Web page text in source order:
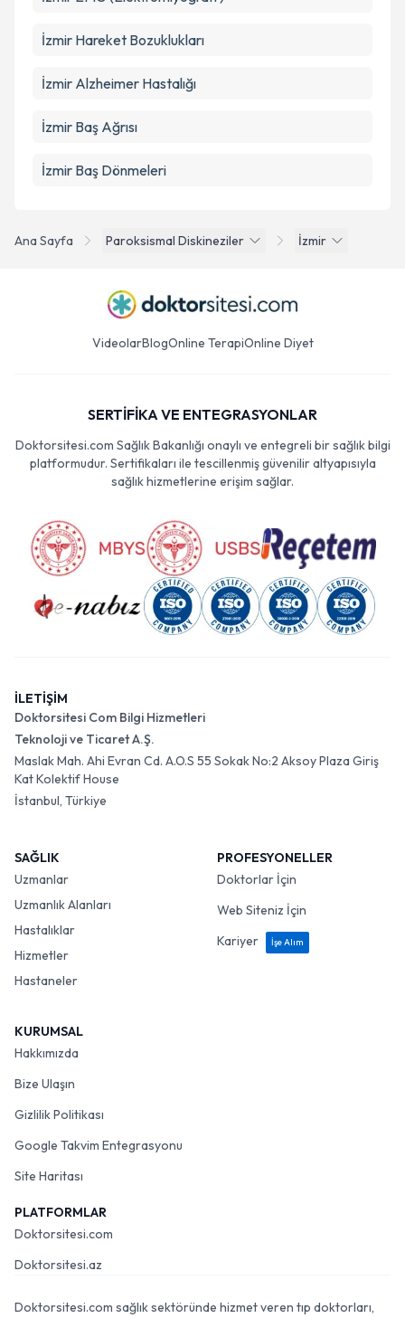
Ana Sayfa Paroksismal Diskineziler İzmir
İzmir Hareket Bozuklukları
İzmir Alzheimer Hastalığı
İzmir Baş Ağrısı
İzmir Baş Dönmeleri
VideolarBlogOnline TerapiOnline Diyet
SERTİFİKA VE ENTEGRASYONLAR
Doktorsitesi.com Sağlık Bakanlığı onaylı ve entegreli bir sağlık bilgi
platformudur. Sertifikaları ile tescillenmiş güvenilir altyapısıyla
sağlık hizmetlerine erişim sağlar.
İLETİŞİM
Doktorsitesi Com Bilgi Hizmetleri
Teknoloji ve Ticaret A.Ş.
Maslak Mah. Ahi Evran Cd. A.O.S 55 Sokak No:2 Aksoy Plaza Giriş
Kat Kolektif House
İstanbul, Türkiye
SAĞLIK
Uzmanlar
Uzmanlık Alanları
Hastalıklar
Hizmetler
Hastaneler
PROFESYONELLER
Doktorlar İçin
Web Siteniz İçin
Kariyer
İşe Alım
KURUMSAL
Hakkımızda
Bize Ulaşın
Gizlilik Politikası
Google Takvim Entegrasyonu
Site Haritası
PLATFORMLAR
Doktorsitesi.com
Doktorsitesi.az
Doktorsitesi.com sağlık sektöründe hizmet veren tıp doktorları,